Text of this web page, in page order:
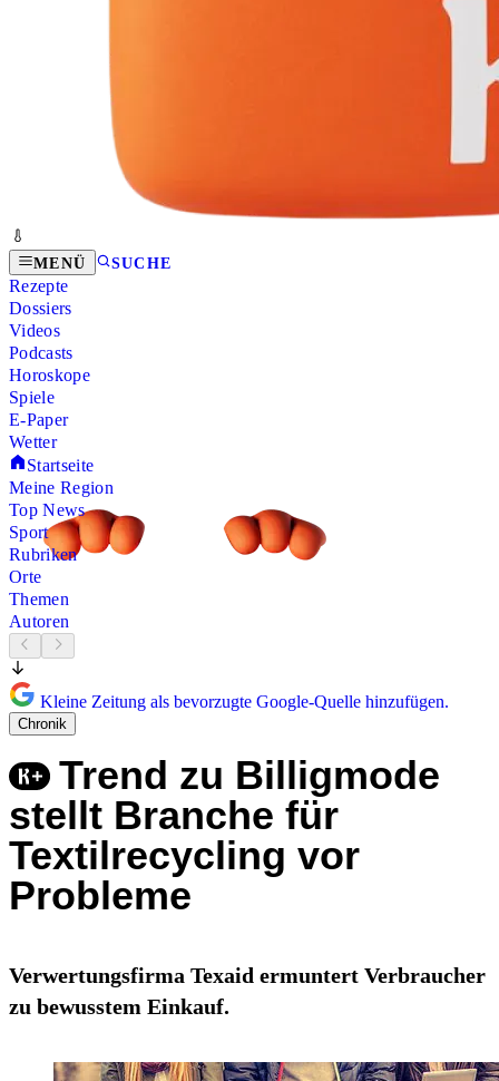
MENÜ SUCHE
Rezepte
Dossiers
Videos
Podcasts
Horoskope
Spiele
E-Paper
Wetter
Startseite
Meine Region
Top News
Sport
Rubriken
Orte
Themen
Autoren
Kleine Zeitung als bevorzugte Google-Quelle hinzufügen.
Chronik
Trend zu Billigmode
stellt Branche für
Textilrecycling vor
Probleme
Verwertungsfirma Texaid ermuntert Verbraucher
zu bewusstem Einkauf.